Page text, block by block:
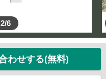
2/6
わせする(無料)